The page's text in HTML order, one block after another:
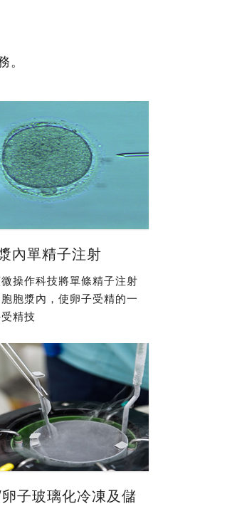
。
內單精子注射
操作科技將單條精子注射
胞胞漿內，使卵子受精的一
精技
子玻璃化冷凍及儲